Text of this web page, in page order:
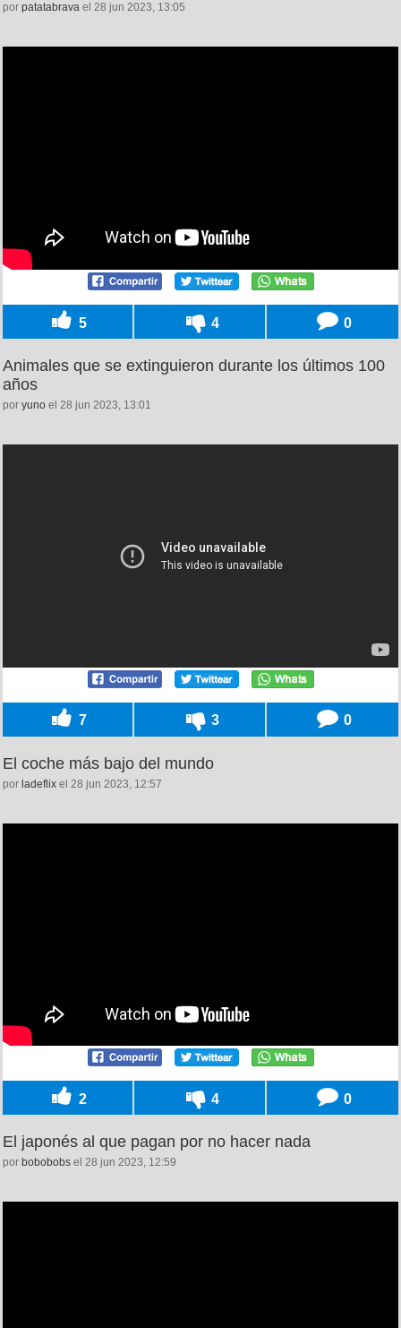
por patatabrava el 28 jun 2023, 13:05
5 4 0
Animales que se extinguieron durante los últimos 100
años
por yuno el 28 jun 2023, 13:01
7 3 0
El coche más bajo del mundo
por ladeflix el 28 jun 2023, 12:57
2 4 0
El japonés al que pagan por no hacer nada
por bobobobs el 28 jun 2023, 12:59